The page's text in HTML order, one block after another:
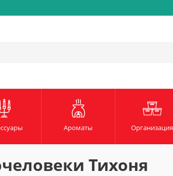
Ароматы Организация
Тихоня